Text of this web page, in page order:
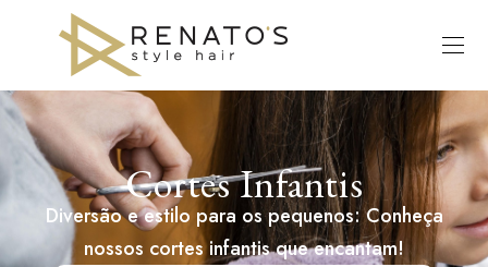
Cortes Infantis
Diversão e estilo para os pequenos: Conheça
nossos cortes infantis que encantam!